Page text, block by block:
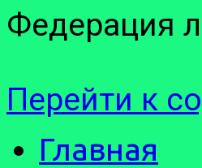
Федерация
Перейти к
Главная